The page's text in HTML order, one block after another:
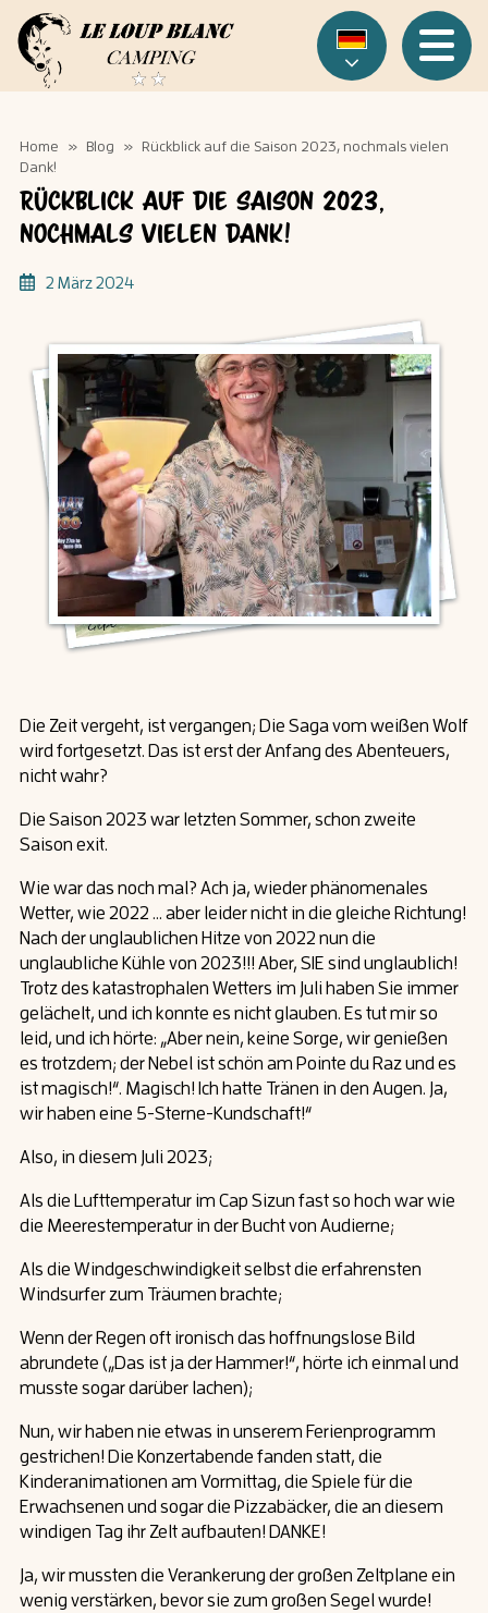
Menu
Home » Blog » Rückblick auf die Saison 2023, nochmals vielen
Dank!
Rückblick auf die Saison 2023,
nochmals vielen Dank!
2 März 2024
Die Zeit vergeht, ist vergangen; Die Saga vom weißen Wolf
wird fortgesetzt. Das ist erst der Anfang des Abenteuers,
nicht wahr?
Die Saison 2023 war letzten Sommer, schon zweite
Saison exit.
Wie war das noch mal? Ach ja, wieder phänomenales
Wetter, wie 2022 … aber leider nicht in die gleiche Richtung!
Nach der unglaublichen Hitze von 2022 nun die
unglaubliche Kühle von 2023!!! Aber, SIE sind unglaublich!
Trotz des katastrophalen Wetters im Juli haben Sie immer
gelächelt, und ich konnte es nicht glauben. Es tut mir so
leid, und ich hörte: „Aber nein, keine Sorge, wir genießen
es trotzdem; der Nebel ist schön am Pointe du Raz und es
ist magisch!“. Magisch! Ich hatte Tränen in den Augen. Ja,
wir haben eine 5-Sterne-Kundschaft!“
Also, in diesem Juli 2023;
Als die Lufttemperatur im Cap Sizun fast so hoch war wie
die Meerestemperatur in der Bucht von Audierne;
Als die Windgeschwindigkeit selbst die erfahrensten
Windsurfer zum Träumen brachte;
Wenn der Regen oft ironisch das hoffnungslose Bild
abrundete („Das ist ja der Hammer!“, hörte ich einmal und
musste sogar darüber lachen);
Nun, wir haben nie etwas in unserem Ferienprogramm
gestrichen! Die Konzertabende fanden statt, die
Kinderanimationen am Vormittag, die Spiele für die
Erwachsenen und sogar die Pizzabäcker, die an diesem
windigen Tag ihr Zelt aufbauten! DANKE!
Ja, wir mussten die Verankerung der großen Zeltplane ein
wenig verstärken, bevor sie zum großen Segel wurde!
Cookie-Einstellungen